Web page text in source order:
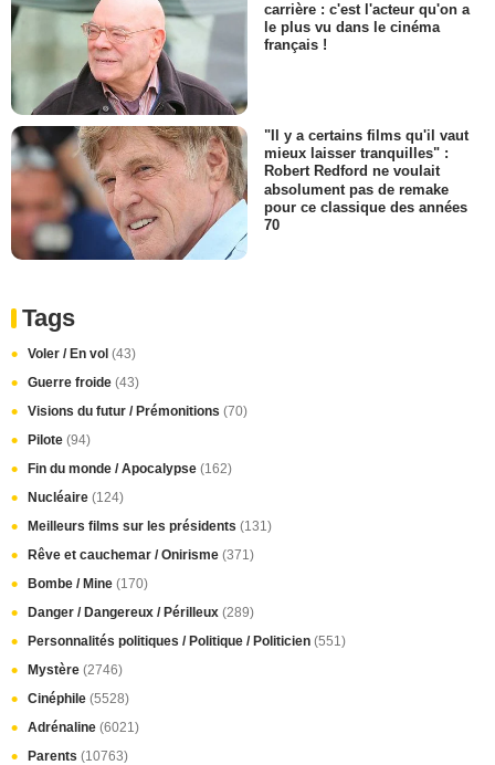
carrière : c'est l'acteur qu'on a
le plus vu dans le cinéma
français !
"Il y a certains films qu'il vaut
mieux laisser tranquilles" :
Robert Redford ne voulait
absolument pas de remake
pour ce classique des années
70
Tags
Voler / En vol (43)
Guerre froide (43)
Visions du futur / Prémonitions (70)
Pilote (94)
Fin du monde / Apocalypse (162)
Nucléaire (124)
Meilleurs films sur les présidents (131)
Rêve et cauchemar / Onirisme (371)
Bombe / Mine (170)
Danger / Dangereux / Périlleux (289)
Personnalités politiques / Politique / Politicien (551)
Mystère (2746)
Cinéphile (5528)
Adrénaline (6021)
Parents (10763)